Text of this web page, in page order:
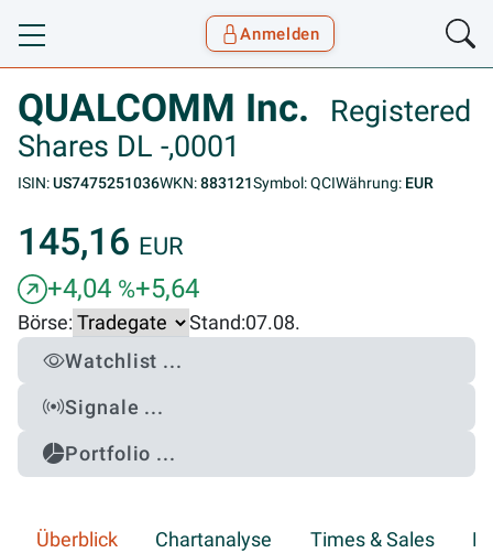
Toggle navigation
Anmelden
QUALCOMM Inc.
Registered
Shares DL -,0001
ISIN:US7475251036WKN:883121Symbol: QCIWährung: EUR
145,16 EUR
+4,04 %+5,64
Börse: Stand:07.08.
Watchlist ...
Signale ...
Portfolio ...
Überblick Chartanalyse Times & Sales